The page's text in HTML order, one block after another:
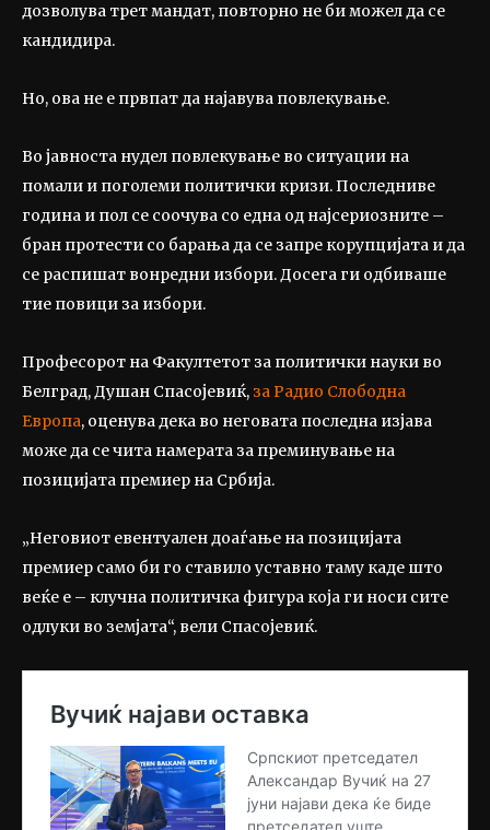
дозволува трет мандат, повторно не би можел да се
кандидира.
Но, ова не е првпат да најавува повлекување.
Во јавноста нудел повлекување во ситуации на
помали и поголеми политички кризи. Последниве
година и пол се соочува со една од најсериозните –
бран протести со барања да се запре корупцијата и да
се распишат вонредни избори. Досега ги одбиваше
тие повици за избори.
Професорот на Факултетот за политички науки во
Белград, Душан Спасојевиќ, за Радио Слободна
Европа, оценува дека во неговата последна изјава
може да се чита намерата за преминување на
позицијата премиер на Србија.
„Неговиот евентуален доаѓање на позицијата
премиер само би го ставило уставно таму каде што
веќе е – клучна политичка фигура која ги носи сите
одлуки во земјата“, вели Спасојевиќ.